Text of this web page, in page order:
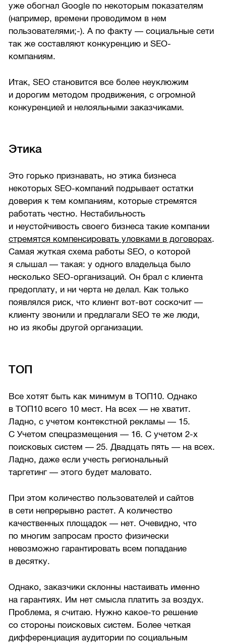
уже обогнал Google по некоторым показателям
(например, времени проводимом в нем
пользователями;-). А по факту — социальные сети
так же составляют конкуренцию и SEO-
компаниям.
Итак, SEO становится все более неуклюжим
и дорогим методом продвижения, с огромной
конкуренцией и нелояльными заказчиками.
Этика
Это горько признавать, но этика бизнеса
некоторых SEO-компаний подрывает остатки
доверия к тем компаниям, которые стремятся
работать честно. Нестабильность
и неустойчивость своего бизнеса такие компании
стремятся компенсировать уловками в договорах.
Самая жуткая схема работы SEO, о которой
я слышал — такая: у одного владельца было
несколько SEO-организаций. Он брал с клиента
предоплату, и ни черта не делал. Как только
появлялся риск, что клиент вот-вот соскочит —
клиенту звонили и предлагали SEO те же люди,
но из якобы другой организации.
ТОП
Все хотят быть как минимум в ТОП10. Однако
в ТОП10 всего 10 мест. На всех — не хватит.
Ладно, с учетом контекстной рекламы — 15.
С Учетом спецразмещения — 16. С учетом2-х
поисковых систем — 25. Двадцать пять — на всех.
Ладно, даже если учесть региональный
таргетинг — этого будет маловато.
При этом количество пользователей и сайтов
в сети непрерывно растет. А количество
качественных площадок — нет. Очевидно, что
по многим запросам просто физически
невозможно гарантировать всем попадание
в десятку.
Однако, заказчики склонны настаивать именно
на гарантиях. Им нет смысла платить за воздух.
Проблема, я считаю. Нужно какое-то решение
со стороны поисковых систем. Более четкая
дифференциация аудитории по социальным